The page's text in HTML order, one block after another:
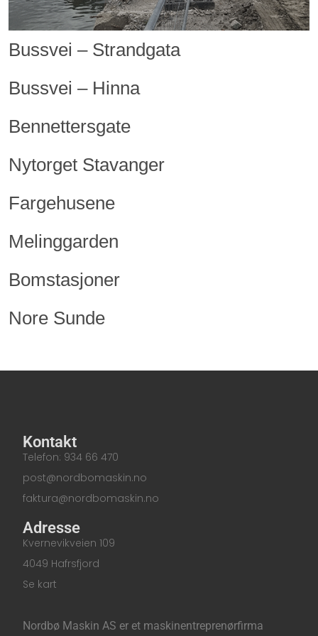
Bussvei – Strandgata
Bussvei – Hinna
Bennettersgate
Nytorget Stavanger
Fargehusene
Melinggarden
Bomstasjoner
Nore Sunde
Kontakt
Telefon: 934 66 470
post@nordbomaskin.no
faktura@nordbomaskin.no
Adresse
Kvernevikveien 109
4049 Hafrsfjord
Se kart
Nordbø Maskin AS er et maskinentreprenørfirma